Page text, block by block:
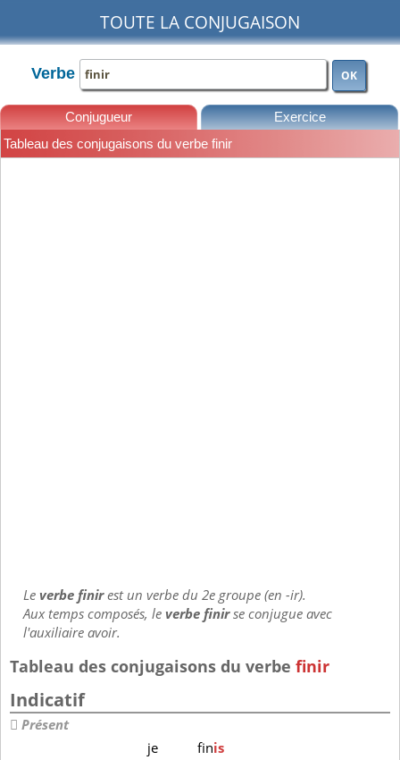
TOUTE LA CONJUGAISON
Verbe OK
Conjugueur Exercice
Tableau des conjugaisons du verbe finir
Leverbe finirest un verbe du 2e groupe (en -ir).
Aux temps composés, leverbe finirse conjugue avec
l'auxiliaire avoir.
Tableau des conjugaisons du verbe finir
Indicatif
Présent
je
finis